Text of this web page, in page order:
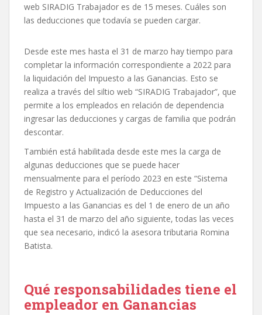
web SIRADIG Trabajador es de 15 meses. Cuáles son
las deducciones que todavía se pueden cargar.
Desde este mes hasta el 31 de marzo hay tiempo para
completar la información correspondiente a 2022 para
la liquidación del Impuesto a las Ganancias. Esto se
realiza a través del siltio web “SIRADIG Trabajador”, que
permite a los empleados en relación de dependencia
ingresar las deducciones y cargas de familia que podrán
descontar.
También está habilitada desde este mes la carga de
algunas deducciones que se puede hacer
mensualmente para el período 2023 en este “Sistema
de Registro y Actualización de Deducciones del
Impuesto a las Ganancias es del 1 de enero de un año
hasta el 31 de marzo del año siguiente, todas las veces
que sea necesario, indicó la asesora tributaria Romina
Batista.
Qué responsabilidades tiene el
empleador en Ganancias